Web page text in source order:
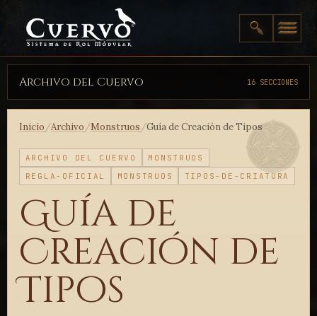
Archivo del Cuervo 16 SECCIONES
Inicio/Archivo/Monstruos/Guía de Creación de Tipos
ARCHIVO DEL CUERVO
MONSTRUOS
REGLA-OFICIAL
MONSTRUOS TIPOS-DE-CRIATURA
Guía de
Creación de
Tipos